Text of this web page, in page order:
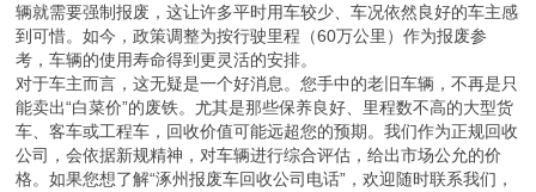
辆就需要强制报废，这让许多平时用车较少、车况依然良好的车主感
到可惜。如今，政策调整为按行驶里程（60万公里）作为报废参
考，车辆的使用寿命得到更灵活的安排。
对于车主而言，这无疑是一个好消息。您手中的老旧车辆，不再是只
能卖出“白菜价”的废铁。尤其是那些保养良好、里程数不高的大型货
车、客车或工程车，回收价值可能远超您的预期。我们作为正规回收
公司，会依据新规精神，对车辆进行综合评估，给出市场公允的价
格。如果您想了解“涿州报废车回收公司电话”，欢迎随时联系我们，